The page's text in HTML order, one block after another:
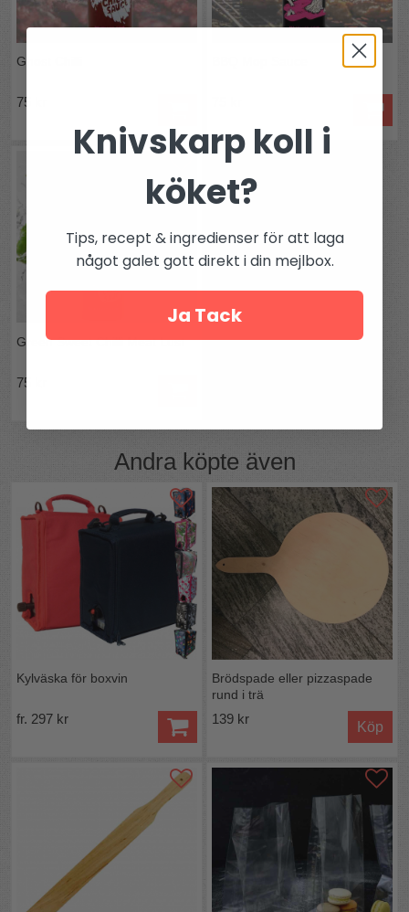
Ghost Chilli
75 kr
Green Sweet Chilli Meat Lust
75 kr
Andra köpte även
Kylväska för boxvin
fr. 297 kr
Brödspade eller pizzaspade
rund i trä
139 kr
Köp
Knivskarp koll i
köket?
Tips, recept & ingredienser för att laga
något galet gott direkt i din mejlbox.
Ja Tack